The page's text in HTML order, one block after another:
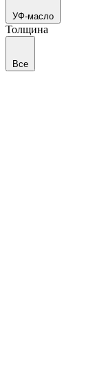
УФ-масло
Толщина
Все